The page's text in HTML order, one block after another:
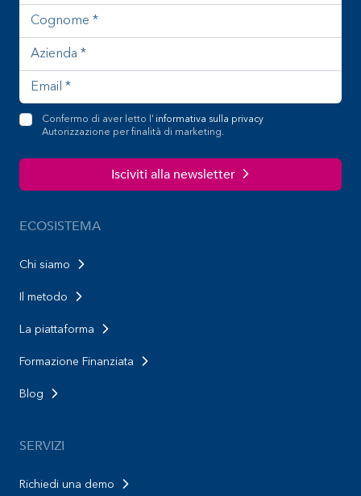
Confermo di aver letto l' informativa sulla privacy
Autorizzazione per finalità di marketing.
Isciviti alla newsletter
ECOSISTEMA
Chi siamo
Il metodo
La piattaforma
Formazione Finanziata
Blog
SERVIZI
Richiedi una demo